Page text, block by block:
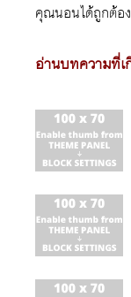
คุณนอนได้ถูกต้อ
อ่านบทความที่เ